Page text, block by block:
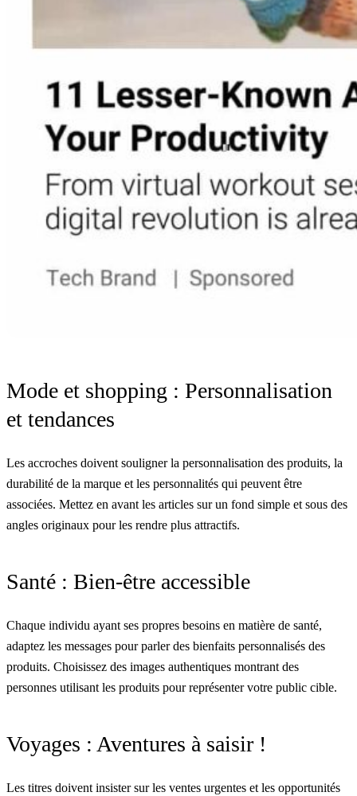
Mode et shopping : Personnalisation
et tendances
Les accroches doivent souligner la personnalisation des produits, la
durabilité de la marque et les personnalités qui peuvent être
associées. Mettez en avant les articles sur un fond simple et sous des
angles originaux pour les rendre plus attractifs.
Santé : Bien-être accessible
Chaque individu ayant ses propres besoins en matière de santé,
adaptez les messages pour parler des bienfaits personnalisés des
produits. Choisissez des images authentiques montrant des
personnes utilisant les produits pour représenter votre public cible.
Voyages : Aventures à saisir !
Les titres doivent insister sur les ventes urgentes et les opportunités